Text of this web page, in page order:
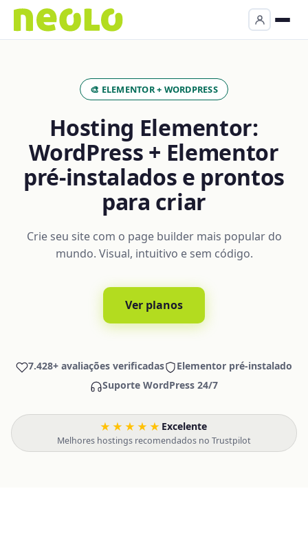
🎨 ELEMENTOR + WORDPRESS
Hosting Elementor:
WordPress + Elementor
pré-instalados e prontos
para criar
Crie seu site com o page builder mais popular do
mundo. Visual, intuitivo e sem código.
Ver planos
7.428+ avaliações verificadas
Elementor pré-instalado
Suporte WordPress 24/7
★★★★★ Excelente·
Melhores hostings recomendados no Trustpilot